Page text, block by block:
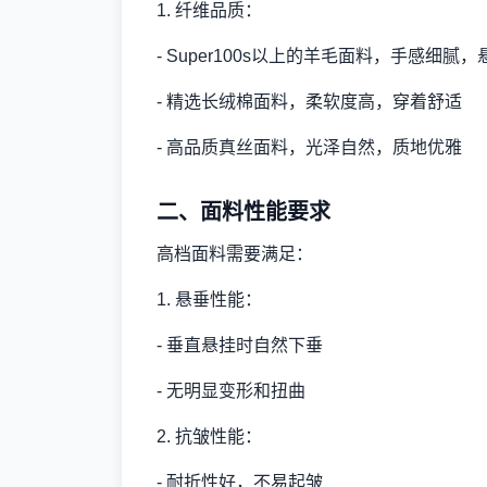
1. 纤维品质：
- Super100s以上的羊毛面料，手感细腻，
- 精选长绒棉面料，柔软度高，穿着舒适
- 高品质真丝面料，光泽自然，质地优雅
二、面料性能要求
高档面料需要满足：
1. 悬垂性能：
- 垂直悬挂时自然下垂
- 无明显变形和扭曲
2. 抗皱性能：
- 耐折性好，不易起皱